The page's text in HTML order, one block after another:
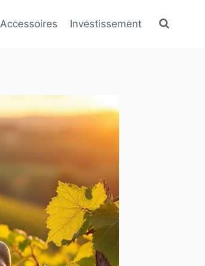
Accessoires Investissement